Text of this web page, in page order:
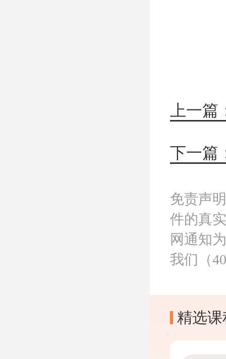
免责声
件的真
网通知
我们（
精选课